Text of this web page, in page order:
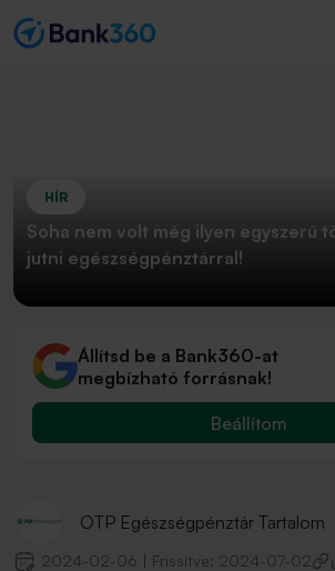
HÍR
Soha nem volt még ilyen egyszerű
jutni egészségpénztárral!
Állítsd be a Bank360-at
megbízható forrásnak!
Beállítom
OTP Egészségpénztár Tartalom
2024-02-06 Frissítve: 2024-07-02